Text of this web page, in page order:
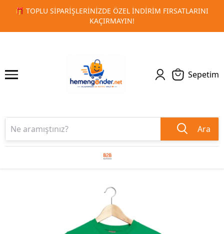
🚀 KURUMSAL PROMOSYON VE MATBAA
1 2
Sepetim
Ara